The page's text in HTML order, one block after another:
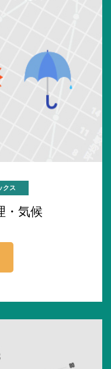
クス
・気候